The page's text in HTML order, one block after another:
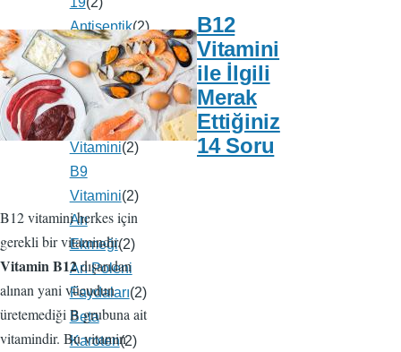
B12
Vitamini
ile İlgili
Merak
Ettiğiniz
14 Soru
B12 vitamini herkes için
gerekli bir vitamindir.
Vitamin B12dışarıdan
alınan yani vücudun
üretemediği B grubuna ait
vitamindir. Bu vitamin
Antiseptik(2)
Hijyen(2)
El
Dezenfektanı(2)
B6
Vitamini(2)
B9
Vitamini(2)
Arı
Ekmeği(2)
Arı Poleni
Faydaları(2)
Beta
Karoten(2)